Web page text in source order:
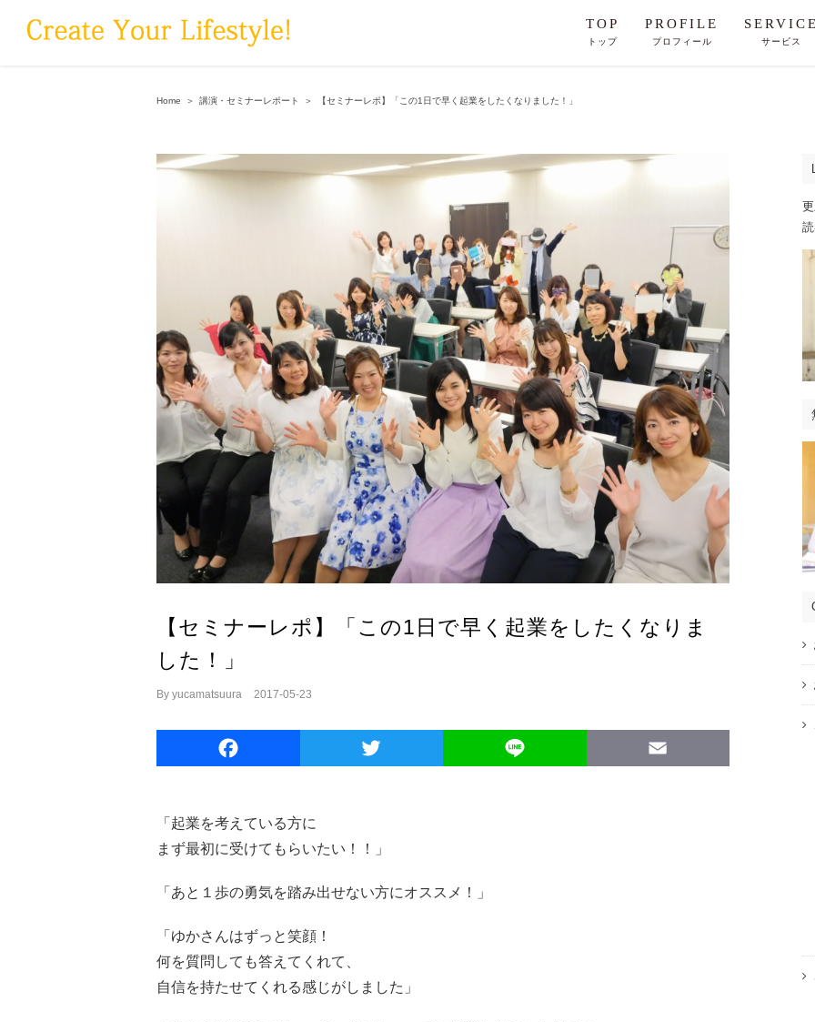
TOP
トップ
PROFILE
プロフィール
SERVICE
サービス
Home ＞ 講演・セミナーレポート ＞ 【セミナーレポ】「この1日で早く起業をしたくなりました！」
【セミナーレポ】「この1日で早く起業をしたくなりま
した！」
By yucamatsuura 2017-05-23
Facebook
「起業を考えている方に
まず最初に受けてもらいたい！！」
「あと１歩の勇気を踏み出せない方にオススメ！」
「ゆかさんはずっと笑顔！
何を質問しても答えてくれて、
自信を持たせてくれる感じがしました」